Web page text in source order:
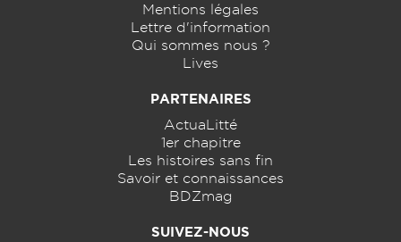
Mentions légales
Lettre d'information
Qui sommes nous ?
Lives
PARTENAIRES
ActuaLitté
1er chapitre
Les histoires sans fin
Savoir et connaissances
BDZmag
SUIVEZ-NOUS